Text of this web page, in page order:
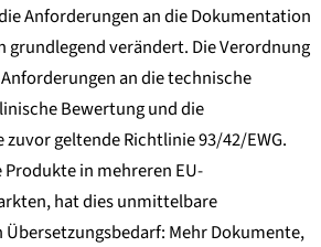
Anforderungen an die Dokumentation
verändert. Die Verordnung
an die technische
Bewertung und die
zuvor geltende Richtlinie 93/42/EWG.
in mehreren EU-
hat dies unmittelbare
Mehr Dokumente,